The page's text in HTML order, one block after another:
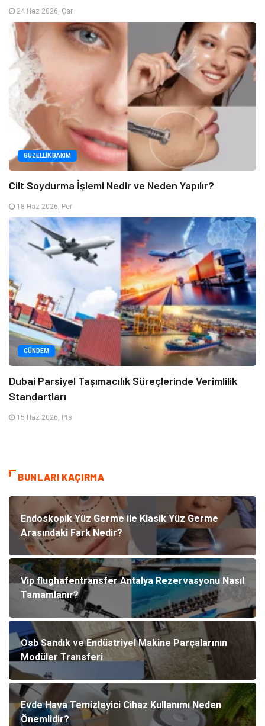
24 Haz 2026, Çar
GÜZELLIK BAKIM
Cilt Soydurma İşlemi Nedir ve Neden Yapılır?
18 Haz 2026, Per
GÜNDEM
Dubai Parsiyel Taşımacılık Süreçlerinde Verimlilik
Standartları
15 Haz 2026, Pts
BUNLARI KAÇIRMA
Endoskopik Yüz Germe ile Klasik Yüz Germe
Arasındaki Fark Nedir?
Vip flughafentransfer Antalya Rezervasyonu Nasıl
Tamamlanır?
Osb Sandık ve Endüstriyel Makine Parçalarının
Modüler Transferi
Evde Hava Temizleyici Cihaz Kullanımı Neden
Önemlidir?